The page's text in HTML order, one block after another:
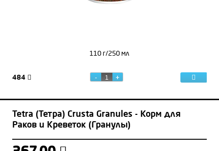
110 г/250 мл
484
Tetra (Тетра) Crusta Granules - Корм для
Раков и Креветок (Гранулы)